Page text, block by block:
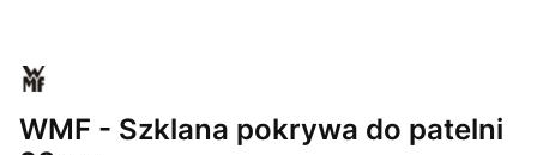
WMF - Szklana pokrywa do patelni